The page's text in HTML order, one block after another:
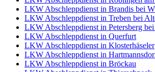
LKW Abschleppdienst in Brandis bei
LKW Abschleppdienst in Treben bei
LKW Abschleppdienst in Petersberg
LKW Abschleppdienst in Querfurt
LKW Abschleppdienst in Klosterhäseler
LKW Abschleppdienst in
LKW Abschleppdienst in Bröckau